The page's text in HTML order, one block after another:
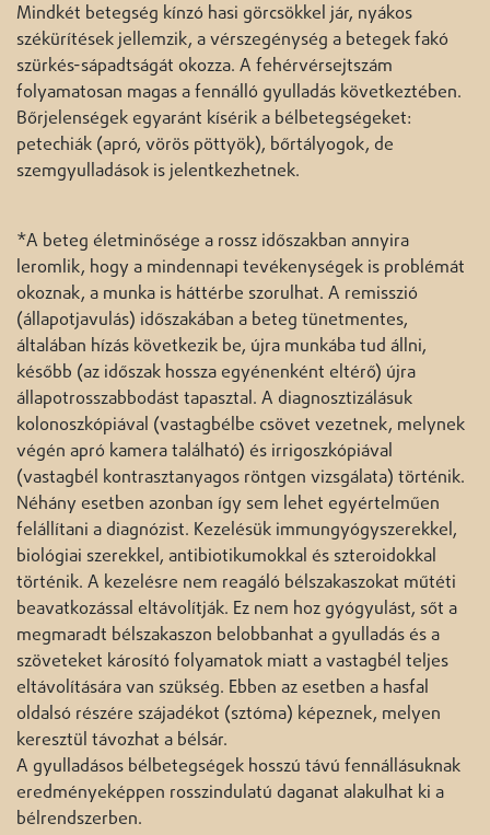
Mindkét betegség kínzó hasi görcsökkel jár, nyákos
székürítések jellemzik, a vérszegénység a betegek fakó
szürkés-sápadtságát okozza. A fehérvérsejtszám
folyamatosan magas a fennálló gyulladás következtében.
Bőrjelenségek egyaránt kísérik a bélbetegségeket:
petechiák (apró, vörös pöttyök), bőrtályogok, de
szemgyulladások is jelentkezhetnek.
*A beteg életminősége a rossz időszakban annyira
leromlik, hogy a mindennapi tevékenységek is problémát
okoznak, a munka is háttérbe szorulhat. A remisszió
(állapotjavulás) időszakában a beteg tünetmentes,
általában hízás következik be, újra munkába tud állni,
később (az időszak hossza egyénenként eltérő) újra
állapotrosszabbodást tapasztal. A diagnosztizálásuk
kolonoszkópiával (vastagbélbe csövet vezetnek, melynek
végén apró kamera található) és irrigoszkópiával
(vastagbél kontrasztanyagos röntgen vizsgálata) történik.
Néhány esetben azonban így sem lehet egyértelműen
felállítani a diagnózist. Kezelésük immungyógyszerekkel,
biológiai szerekkel, antibiotikumokkal és szteroidokkal
történik. A kezelésre nem reagáló bélszakaszokat műtéti
beavatkozással eltávolítják. Ez nem hoz gyógyulást, sőt a
megmaradt bélszakaszon belobbanhat a gyulladás és a
szöveteket károsító folyamatok miatt a vastagbél teljes
eltávolítására van szükség. Ebben az esetben a hasfal
oldalsó részére szájadékot (sztóma) képeznek, melyen
keresztül távozhat a bélsár.
A gyulladásos bélbetegségek hosszú távú fennállásuknak
eredményeképpen rosszindulatú daganat alakulhat ki a
bélrendszerben.